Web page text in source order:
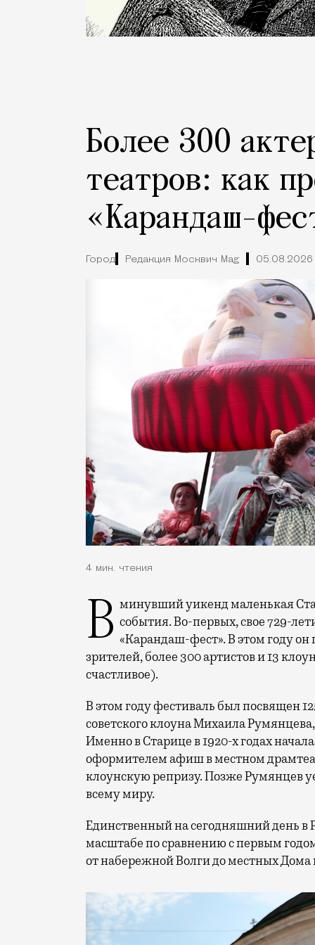
Более 300
театров: как
«Карандаш-
Город Редакция Москвич Mag 05.08.2026
4 мин. чтения
В минувший уикенд маленькая Старица в Тверской области отметила сразу два события. Во-первых, свое 729-
«Карандаш-фест». В этом году он
зрителей, более 300 артистов и 13
счастливое).
В этом году фестиваль был посвящен
советского клоуна Михаила
Именно в Старице в 1920-х годах
оформителем афиш в местном
клоунскую репризу. Позже Румянцев
всему миру.
Единственный на сегодняшний день в
масштабе по сравнению с первым
от набережной Волги до местных Дома